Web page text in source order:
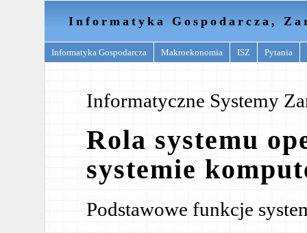
Informatyka Gospodarcza,
Informatyka Gospodarcza Makroekonomia ISZ Pytania
Informatyczne Systemy
Rola systemu
systemie
Podstawowe funkcje